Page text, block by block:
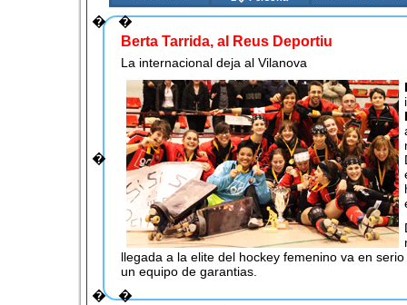
� �
�
Berta Tarrida, al Reus Deportiu
La internacional deja al Vilanova
llegada a la elite del hockey femenino va en
un equipo de garantias.
Comentarios (0)
�
�